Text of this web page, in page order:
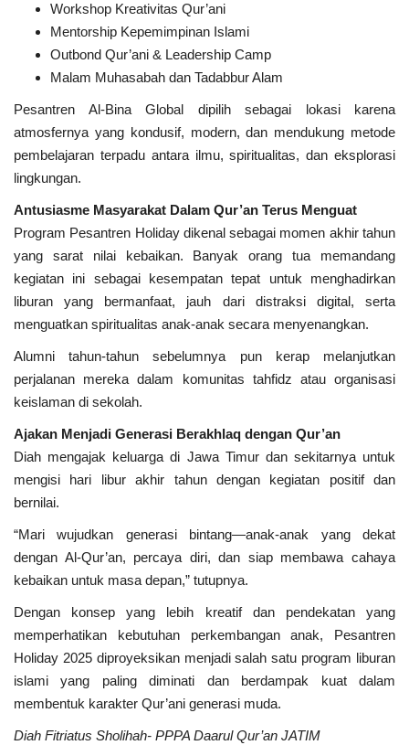
Workshop Kreativitas Qur’ani
Mentorship Kepemimpinan Islami
Outbond Qur’ani & Leadership Camp
Malam Muhasabah dan Tadabbur Alam
Pesantren Al-Bina Global dipilih sebagai lokasi karena
atmosfernya yang kondusif, modern, dan mendukung metode
pembelajaran terpadu antara ilmu, spiritualitas, dan eksplorasi
lingkungan.
Antusiasme Masyarakat Dalam Qur’an Terus Menguat
Program Pesantren Holiday dikenal sebagai momen akhir tahun
yang sarat nilai kebaikan. Banyak orang tua memandang
kegiatan ini sebagai kesempatan tepat untuk menghadirkan
liburan yang bermanfaat, jauh dari distraksi digital, serta
menguatkan spiritualitas anak-anak secara menyenangkan.
Alumni tahun-tahun sebelumnya pun kerap melanjutkan
perjalanan mereka dalam komunitas tahfidz atau organisasi
keislaman di sekolah.
Ajakan Menjadi Generasi Berakhlaq dengan Qur’an
Diah mengajak keluarga di Jawa Timur dan sekitarnya untuk
mengisi hari libur akhir tahun dengan kegiatan positif dan
bernilai.
“Mari wujudkan generasi bintang—anak-anak yang dekat
dengan Al-Qur’an, percaya diri, dan siap membawa cahaya
kebaikan untuk masa depan,” tutupnya.
Dengan konsep yang lebih kreatif dan pendekatan yang
memperhatikan kebutuhan perkembangan anak, Pesantren
Holiday 2025 diproyeksikan menjadi salah satu program liburan
islami yang paling diminati dan berdampak kuat dalam
membentuk karakter Qur’ani generasi muda.
Diah Fitriatus Sholihah- PPPA Daarul Qur’an JATIM